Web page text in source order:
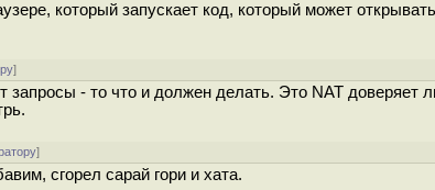
который запускает код, который может
]
запросы - то что и должен делать. Это NAT доверяет
]
сгорел сарай гори и хата.